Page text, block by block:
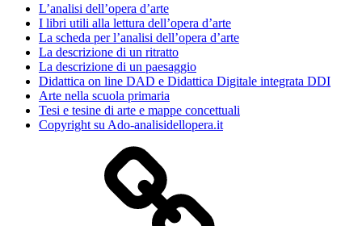
L’analisi dell’opera d’arte
I libri utili alla lettura dell’opera d’arte
La scheda per l’analisi dell’opera d’arte
La descrizione di un ritratto
La descrizione di un paesaggio
Didattica on line DAD e Didattica Digitale integrata DDI
Arte nella scuola primaria
Tesi e tesine di arte e mappe concettuali
Copyright su Ado-analisidellopera.it